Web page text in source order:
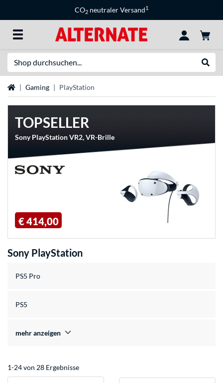
CO2 neutraler Versand1
StartseiteGaming PlayStation
TOPSELLER
Sony PlayStation VR2, VR-Brille
€ 414,00
Sony PlayStation
PS5 Pro
PS5
mehr anzeigen
1-24 von 28 Ergebnisse